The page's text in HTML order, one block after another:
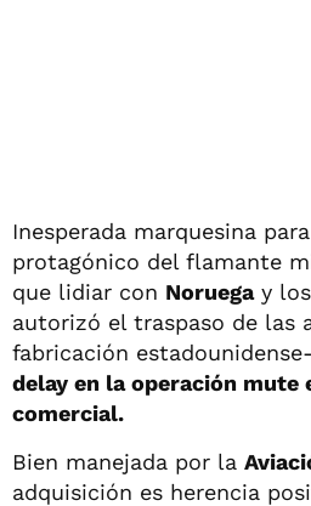
Inesperada marquesina
protagónico del flamante
que lidiar con Noruegay los
autorizó el traspaso de las
fabricación
delay en la operación mute
comercial.
Bien manejada por la
adquisición es herencia